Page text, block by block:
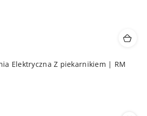
Elektryczna Z piekarnikiem | RM